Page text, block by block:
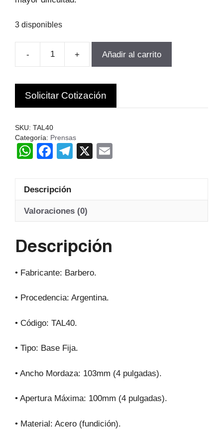
3 disponibles
-
PRENSA
TALADRO
BASE
FIJA
BARBERO
cantidad
+ Añadir al carrito
Solicitar Cotización
SKU: TAL40
Categoría: Prensas
W
s
A
p
F
c
e
b
o
T
gr
a
X
Descripción
Valoraciones (0)
Descripción
• Fabricante: Barbero.
• Procedencia: Argentina.
• Código: TAL40.
• Tipo: Base Fija.
• Ancho Mordaza: 103mm (4 pulgadas).
• Apertura Máxima: 100mm (4 pulgadas).
• Material: Acero (fundición).